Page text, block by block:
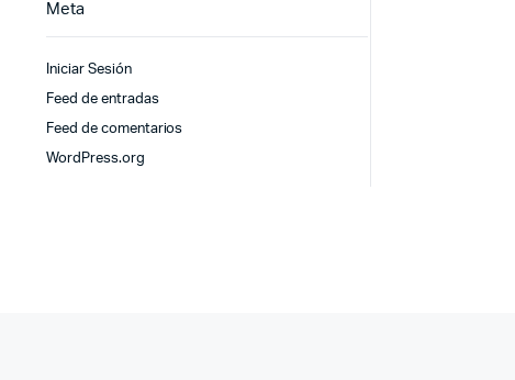
Meta
Iniciar Sesión
Feed de entradas
Feed de comentarios
WordPress.org